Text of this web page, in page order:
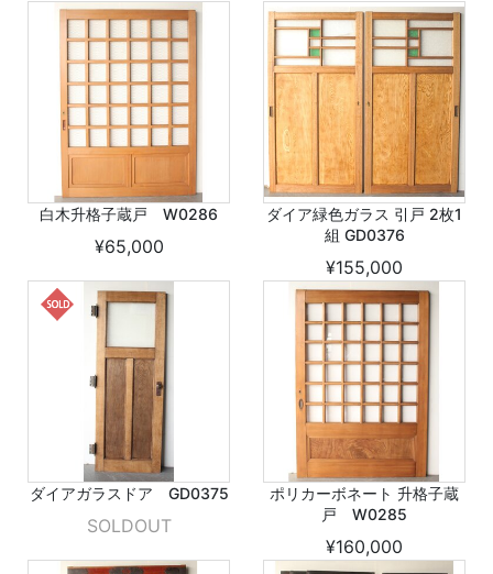
白木升格子蔵戸 W0286
¥65,000
ダイア緑色ガラス 引戸 2枚1
組 GD0376
¥155,000
ダイアガラスドア GD0375
SOLDOUT
ポリカーボネート 升格子蔵
戸 W0285
¥160,000